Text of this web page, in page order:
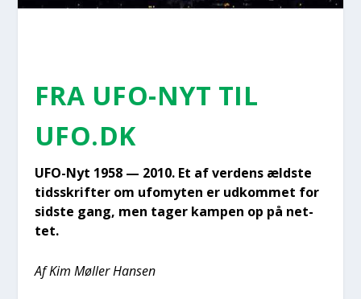
FRA UFO-NYT TIL
UFO.DK
UFO-Nyt 1958 — 2010. Et af ver­dens æld­ste
tids­skrif­ter om ufo­myten er udkom­met for
sid­ste gang, men tager kam­pen op på net­
tet.
Af Kim Møl­ler Han­sen